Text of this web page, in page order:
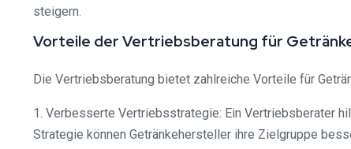
steigern.
Vorteile der Vertriebsberatung für
Die Vertriebsberatung bietet zahlreiche Vorteile für
1. Verbesserte Vertriebsstrategie: Ein Vertriebsberater
Strategie können Getränkehersteller ihre Zielgruppe